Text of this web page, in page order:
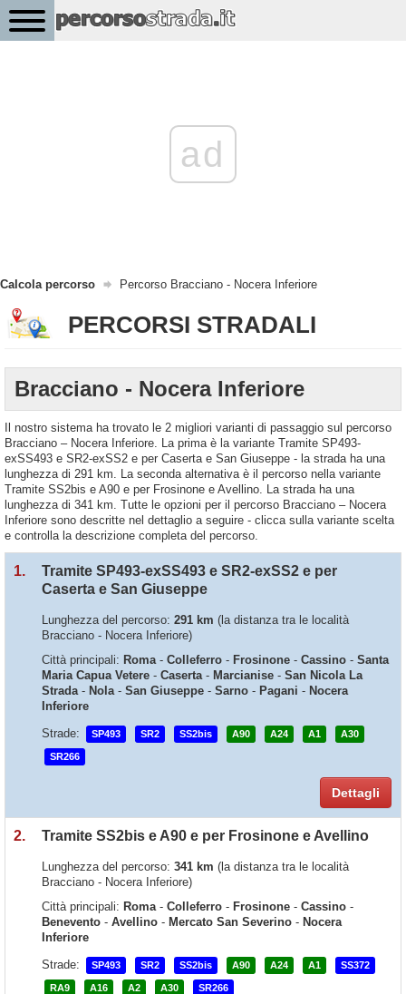
ad
Calcola percorso Percorso Bracciano - Nocera Inferiore
PERCORSI STRADALI
Bracciano - Nocera Inferiore
Il nostro sistema ha trovato le 2 migliori varianti di passaggio sul percorso
Bracciano – Nocera Inferiore. La prima è la variante Tramite SP493-
exSS493 e SR2-exSS2 e per Caserta e San Giuseppe - la strada ha una
lunghezza di 291 km. La seconda alternativa è il percorso nella variante
Tramite SS2bis e A90 e per Frosinone e Avellino. La strada ha una
lunghezza di 341 km. Tutte le opzioni per il percorso Bracciano – Nocera
Inferiore sono descritte nel dettaglio a seguire - clicca sulla variante scelta
e controlla la descrizione completa del percorso.
1.
Tramite SP493-exSS493 e SR2-exSS2 e per
Caserta e San Giuseppe
Lunghezza del percorso: 291 km (la distanza tra le località
Bracciano - Nocera Inferiore)
Città principali: Roma- Colleferro - Frosinone - Cassino - Santa
Maria Capua Vetere - Caserta- Marcianise - San Nicola La
Strada- Nola- San Giuseppe - Sarno - Pagani - Nocera
Inferiore
Strade:
SP493 SR2 SS2bis A90 A24 A1 A30
SR266
Dettagli
2. Tramite SS2bis e A90 e per Frosinone e Avellino
Lunghezza del percorso: 341 km (la distanza tra le località
Bracciano - Nocera Inferiore)
Città principali: Roma- Colleferro - Frosinone - Cassino -
Benevento - Avellino - Mercato San Severino - Nocera
Inferiore
Strade:
SP493 SR2 SS2bis A90 A24 A1 SS372
RA9 A16 A2 A30 SR266